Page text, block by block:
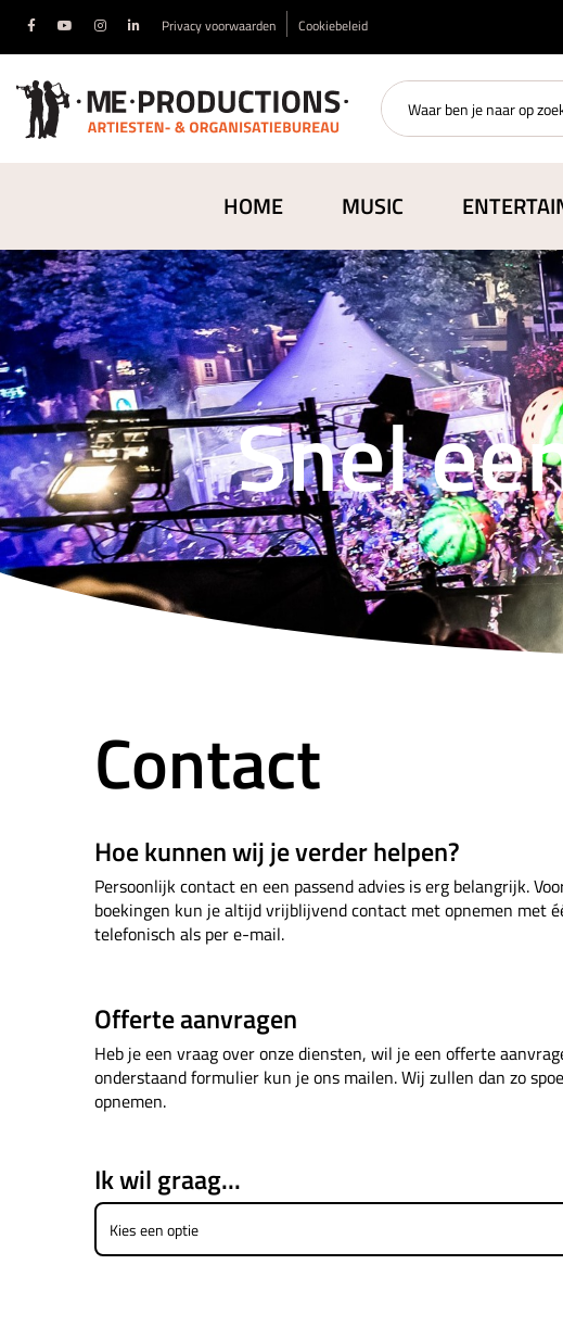
Privacy voorwaarden Cookiebeleid
HOME MUSIC
Snel
Contact
Hoe kunnen wij je verder helpen?
Persoonlijk contact en een passend advies is erg belangrijk.
boekingen kun je altijd vrijblijvend contact met opnemen met
telefonisch als per e-mail.
Offerte aanvragen
Heb je een vraag over onze diensten, wil je een offerte
onderstaand formulier kun je ons mailen. Wij zullen dan zo
opnemen.
Ik wil graag...